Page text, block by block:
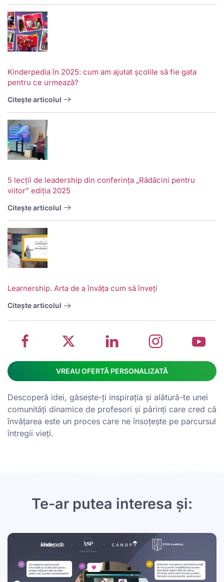
Kinderpedia în 2025: cum am ajutat școlile să fie gata
pentru ce urmează?
Citește articolul
5 lecții de leadership din conferința „Rădăcini pentru
viitor” ediția 2025
Citește articolul
Learnership. Arta de a învăța cum să înveți
Citește articolul
management
system
about
management
VREAU OFERTĂ PERSONALIZATĂ
Descoperă idei, găsește-ți inspirația și alătură-te unei
comunități dinamice de profesori și părinți care cred că
învățarea este un proces care ne însoțește pe parcursul
întregii vieți.
Te-ar putea interesa și: